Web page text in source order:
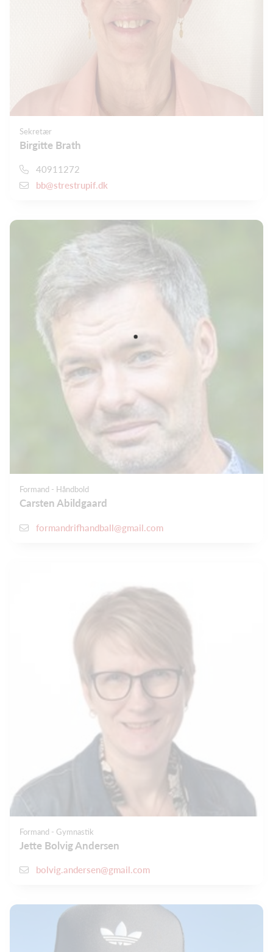
Sekretær
Birgitte Brath
40911272
bb@strestrupif.dk
Formand - Håndbold
Carsten Abildgaard
formandrifhandball@gmail.com
Formand - Gymnastik
Jette Bolvig Andersen
bolvig.andersen@gmail.com